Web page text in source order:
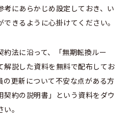
にあらかじめ設定しておき、い
きるように心掛けてください。
法に沿って、「無期転換ルー
解説した資料を無料で配布してお
の更新について不安な点がある方
契約の説明書」という資料をダウ
。